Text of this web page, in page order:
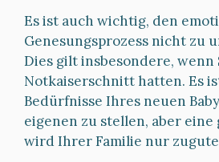
Es ist auch wichtig, den
Genesungsprozess nicht zu
Dies gilt insbesondere, wenn
Notkaiserschnitt hatten. Es
Bedürfnisse Ihres neuen
eigenen zu stellen, aber
wird Ihrer Familie nur